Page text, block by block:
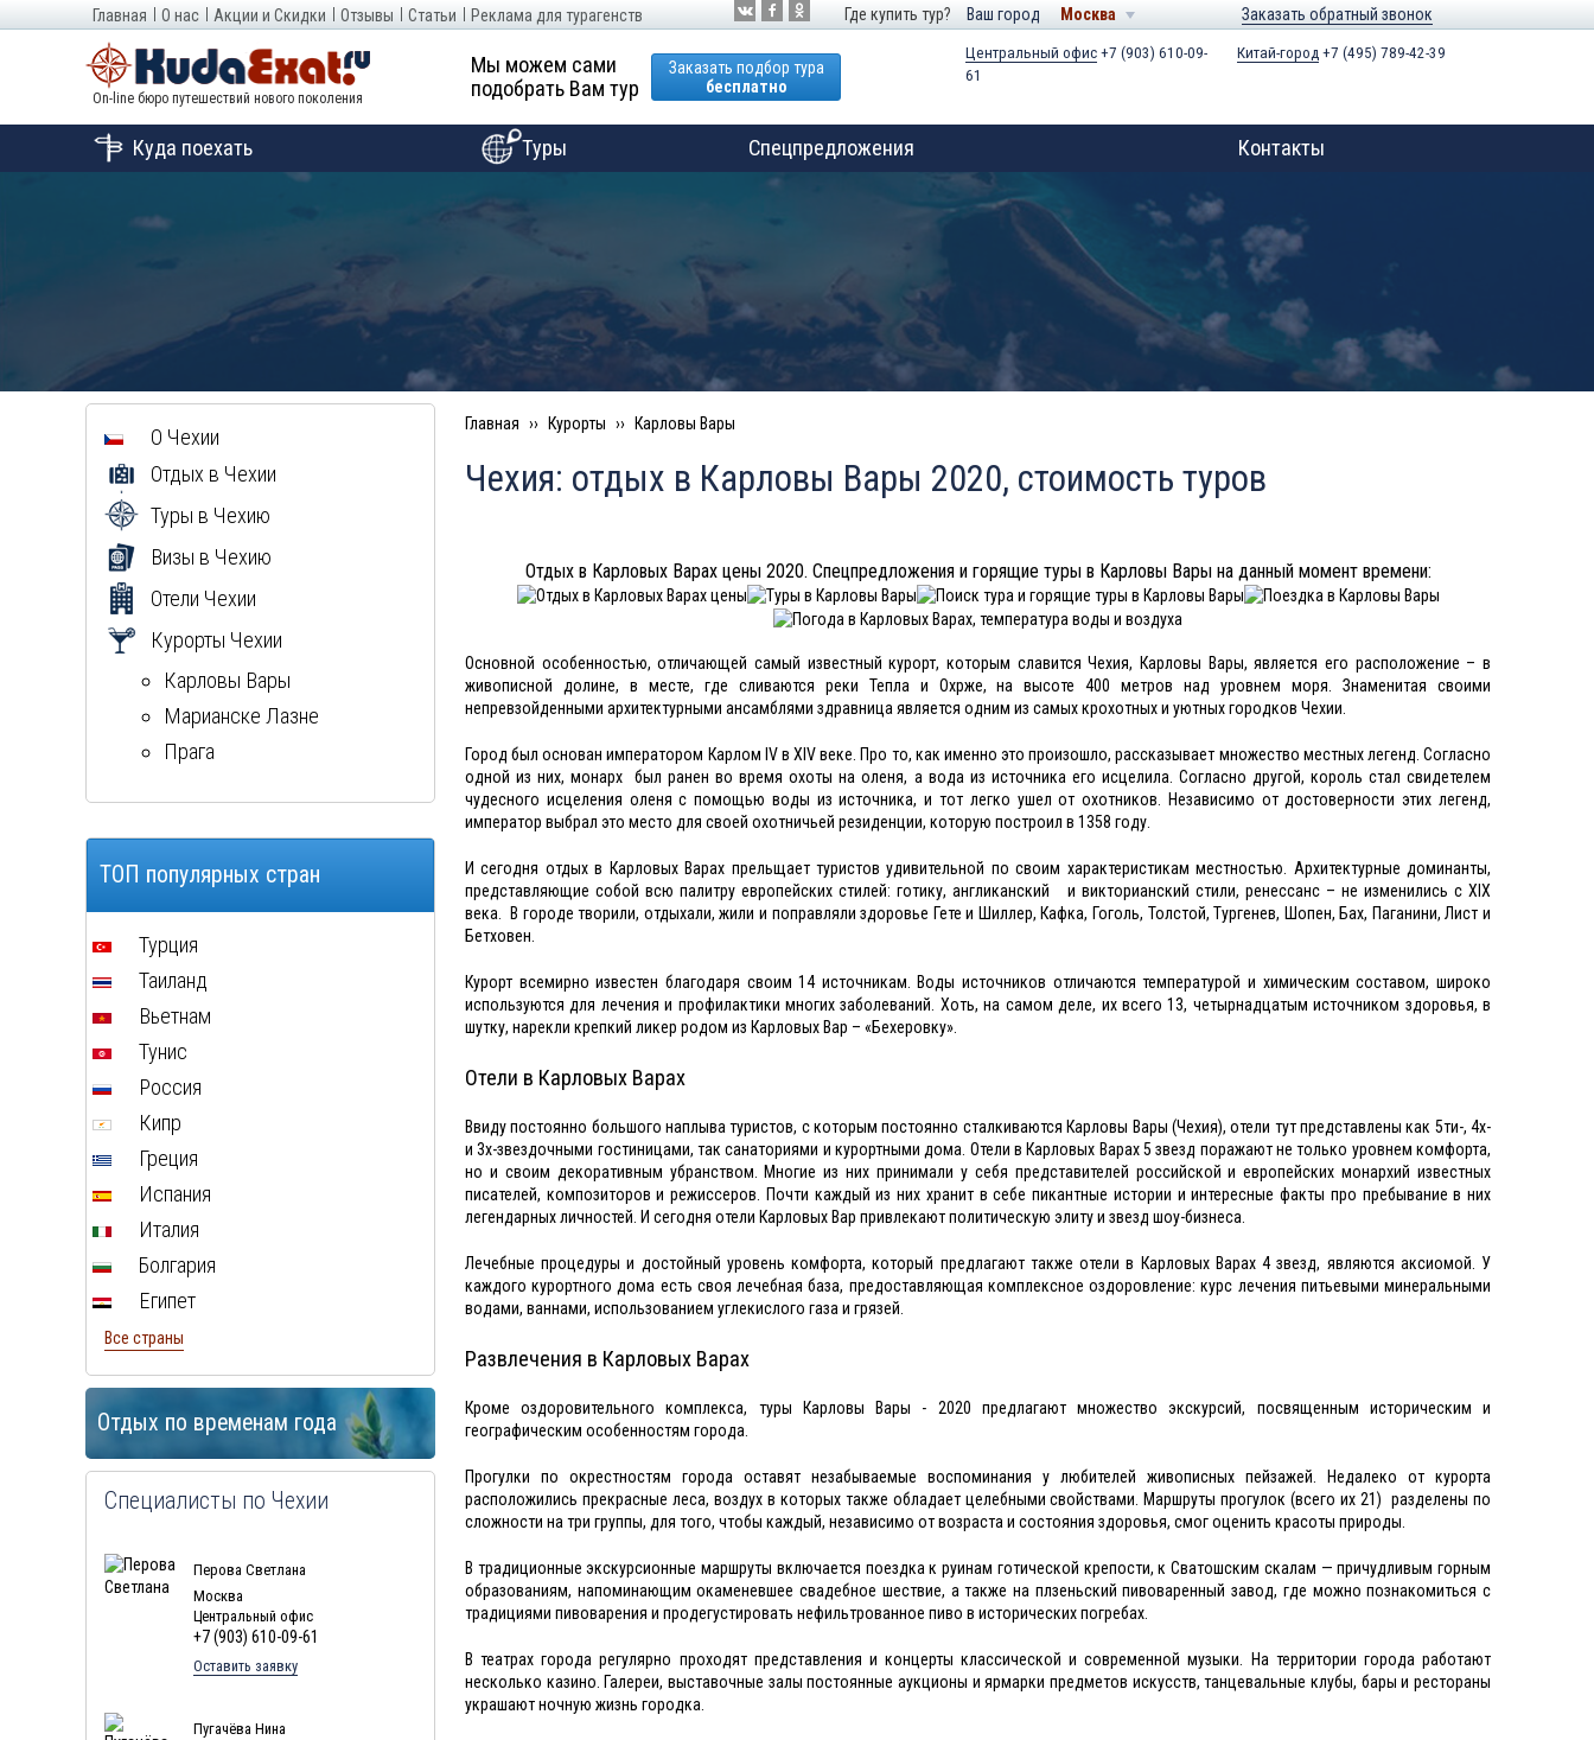
Главная О нас Акции и Скидки Отзывы Статьи Реклама для турагенств Где купить тур? Ваш город Москва Заказать обратный звонок
On-line бюро путешествий нового поколения
Мы можем сами
подобрать Вам тур
Заказать подбор тура
бесплатно
Центральный офис+7 (903) 610-09-
61
Китай-город+7 (495) 789-42-39
Куда поехать Туры Спецпредложения Контакты
Главная Курорты Карловы Вары
Чехия: отдых в Карловы Вары 2020, стоимость туров
Отдых в Карловых Варах цены 2020. Спецпредложения и горящие туры в Карловы Вары на данный момент времени:
Основной особенностью, отличающей самый известный курорт, которым славится Чехия, Карловы Вары, является его расположение – в
живописной долине, в месте, где сливаются реки Тепла и Охрже, на высоте 400 метров над уровнем моря. Знаменитая своими
непревзойденными архитектурными ансамблями здравница является одним из самых крохотных и уютных городков Чехии.
Город был основан императором Карлом IV в XIV веке. Про то, как именно это произошло, рассказывает множество местных легенд. Согласно
одной из них, монарх был ранен во время охоты на оленя, а вода из источника его исцелила. Согласно другой, король стал свидетелем
чудесного исцеления оленя с помощью воды из источника, и тот легко ушел от охотников. Независимо от достоверности этих легенд,
император выбрал это место для своей охотничьей резиденции, которую построил в 1358 году.
И сегодня отдых в Карловых Варах прельщает туристов удивительной по своим характеристикам местностью. Архитектурные доминанты,
представляющие собой всю палитру европейских стилей: готику, англиканский и викторианский стили, ренессанс – не изменились с XIX
века. В городе творили, отдыхали, жили и поправляли здоровье Гете и Шиллер, Кафка, Гоголь, Толстой, Тургенев, Шопен, Бах, Паганини, Лист и
Бетховен.
Курорт всемирно известен благодаря своим 14 источникам. Воды источников отличаются температурой и химическим составом, широко
используются для лечения и профилактики многих заболеваний. Хоть, на самом деле, их всего 13, четырнадцатым источником здоровья, в
шутку, нарекли крепкий ликер родом из Карловых Вар – «Бехеровку».
Отели в Карловых Варах
Ввиду постоянно большого наплыва туристов, с которым постоянно сталкиваются Карловы Вары (Чехия), отели тут представлены как 5ти-, 4х-
и 3х-звездочными гостиницами, так санаториями и курортными дома. Отели в Карловых Варах 5 звезд поражают не только уровнем комфорта,
но и своим декоративным убранством. Многие из них принимали у себя представителей российской и европейских монархий известных
писателей, композиторов и режиссеров. Почти каждый из них хранит в себе пикантные истории и интересные факты про пребывание в них
легендарных личностей. И сегодня отели Карловых Вар привлекают политическую элиту и звезд шоу-бизнеса.
Лечебные процедуры и достойный уровень комфорта, который предлагают также отели в Карловых Варах 4 звезд, являются аксиомой. У
каждого курортного дома есть своя лечебная база, предоставляющая комплексное оздоровление: курс лечения питьевыми минеральными
водами, ваннами, использованием углекислого газа и грязей.
Развлечения в Карловых Варах
Кроме оздоровительного комплекса, туры Карловы Вары - 2020 предлагают множество экскурсий, посвященным историческим и
географическим особенностям города.
Прогулки по окрестностям города оставят незабываемые воспоминания у любителей живописных пейзажей. Недалеко от курорта
расположились прекрасные леса, воздух в которых также обладает целебными свойствами. Маршруты прогулок (всего их 21) разделены по
сложности на три группы, для того, чтобы каждый, независимо от возраста и состояния здоровья, смог оценить красоты природы.
В традиционные экскурсионные маршруты включается поездка к руинам готической крепости, к Сватошским скалам — причудливым горным
образованиям, напоминающим окаменевшее свадебное шествие, а также на плзеньский пивоваренный завод, где можно познакомиться с
традициями пивоварения и продегустировать нефильтрованное пиво в исторических погребах.
В театрах города регулярно проходят представления и концерты классической и современной музыки. На территории города работают
несколько казино. Галереи, выставочные залы постоянные аукционы и ярмарки предметов искусств, танцевальные клубы, бары и рестораны
украшают ночную жизнь городка.
О Чехии
Отдых в Чехии
Туры в Чехию
Визы в Чехию
Отели Чехии
Курорты Чехии
Карловы Вары
Марианске Лазне
Прага
ТОП популярных стран
Турция
Таиланд
Вьетнам
Тунис
Россия
Кипр
Греция
Испания
Италия
Болгария
Египет
Все страны
Отдых по временам года
Специалисты по Чехии
Перова Светлана
Москва
Центральный офис
+7 (903) 610-09-61
Оставить заявку
Пугачёва Нина